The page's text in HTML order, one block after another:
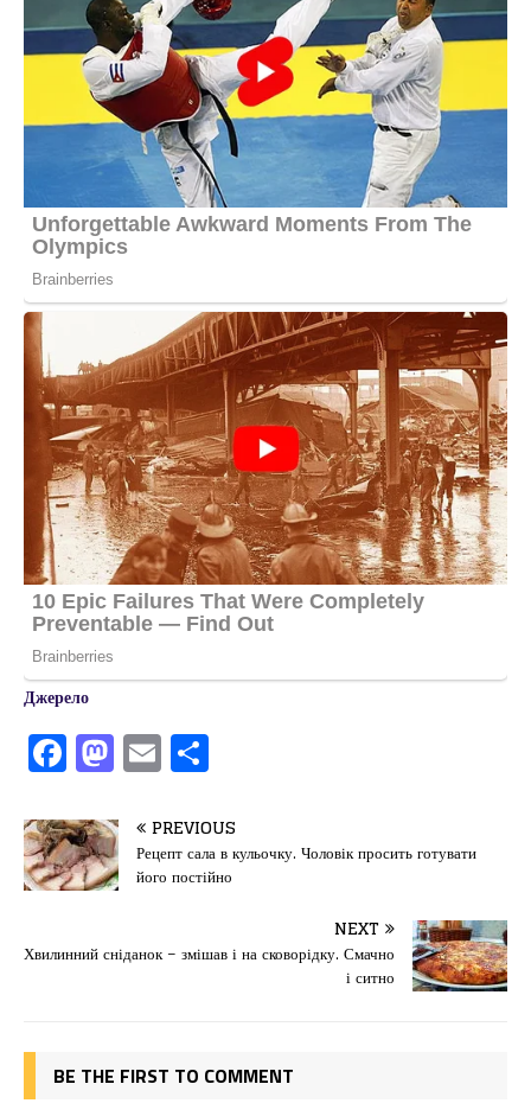
Джерело
F
a
c
e
b
o
o
M
a
st
o
d
o
n
E
m
ai
l
іл
и
т
ис
я
PREVIOUS
Рецепт сала в кульочку. Чоловік просить готувати
його постійно
NEXT
Хвилинний сніданок – змішав і на сковорідку. Смачно
і ситно
BE THE FIRST TO COMMENT